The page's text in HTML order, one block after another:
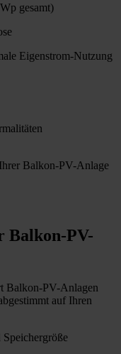
gesamt)
Eigenstrom-Nutzung
Balkon-PV-Anlage
Balkon-PV-
Balkon-PV-Anlagen
auf Ihren